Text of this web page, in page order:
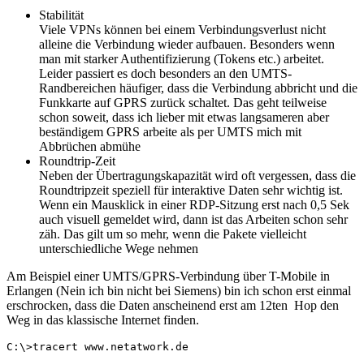
Stabilität
Viele VPNs können bei einem Verbindungsverlust nicht
alleine die Verbindung wieder aufbauen. Besonders wenn
man mit starker Authentifizierung (Tokens etc.) arbeitet.
Leider passiert es doch besonders an den UMTS-
Randbereichen häufiger, dass die Verbindung abbricht und die
Funkkarte auf GPRS zurück schaltet. Das geht teilweise
schon soweit, dass ich lieber mit etwas langsameren aber
beständigem GPRS arbeite als per UMTS mich mit
Abbrüchen abmühe
Roundtrip-Zeit
Neben der Übertragungskapazität wird oft vergessen, dass die
Roundtripzeit speziell für interaktive Daten sehr wichtig ist.
Wenn ein Mausklick in einer RDP-Sitzung erst nach 0,5 Sek
auch visuell gemeldet wird, dann ist das Arbeiten schon sehr
zäh. Das gilt um so mehr, wenn die Pakete vielleicht
unterschiedliche Wege nehmen
Am Beispiel einer UMTS/GPRS-Verbindung über T-Mobile in
Erlangen (Nein ich bin nicht bei Siemens) bin ich schon erst einmal
erschrocken, dass die Daten anscheinend erst am 12ten Hop den
Weg in das klassische Internet finden.
C:\>tracert www.netatwork.de